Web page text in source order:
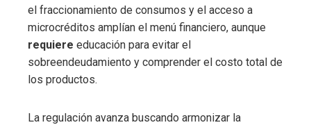
el fraccionamiento de consumos y el acceso a
microcréditos amplían el menú financiero, aunque
requiere educación para evitar el
sobreendeudamiento y comprender el costo total de
los productos.
La regulación avanza buscando armonizar la